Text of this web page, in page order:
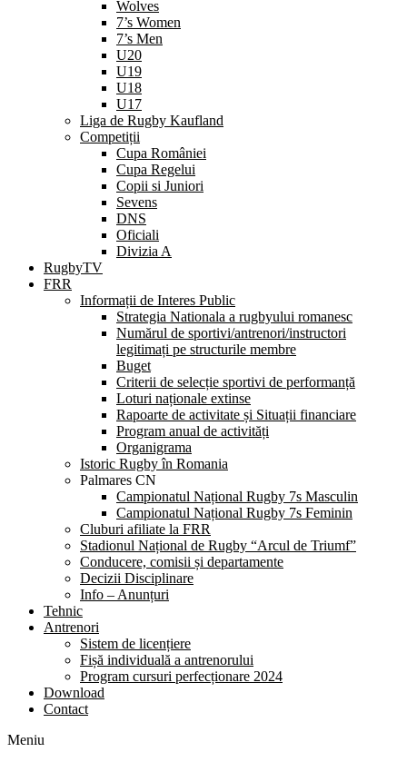
Wolves
7’s Women
7’s Men
U20
U19
U18
U17
Liga de Rugby Kaufland
Competiții
Cupa României
Cupa Regelui
Copii si Juniori
Sevens
DNS
Oficiali
Divizia A
RugbyTV
FRR
Informații de Interes Public
Strategia Nationala a rugbyului romanesc
Numărul de sportivi/antrenori/instructori
legitimați pe structurile membre
Buget
Criterii de selecție sportivi de performanță
Loturi naționale extinse
Rapoarte de activitate și Situații financiare
Program anual de activități
Organigrama
Istoric Rugby în Romania
Palmares CN
Campionatul Național Rugby 7s Masculin
Campionatul Național Rugby 7s Feminin
Cluburi afiliate la FRR
Stadionul Național de Rugby “Arcul de Triumf”
Conducere, comisii și departamente
Decizii Disciplinare
Info – Anunțuri
Tehnic
Antrenori
Sistem de licențiere
Fișă individuală a antrenorului
Program cursuri perfecționare 2024
Download
Contact
Meniu